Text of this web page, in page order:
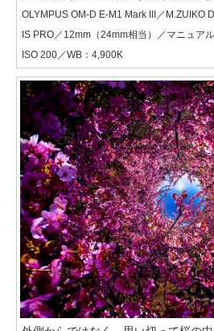
OLYMPUS OM-D E-M1 Mark III／M.ZUIKO
IS PRO／12mm（24mm相当）／マニュア
ISO 200／WB：4,900K